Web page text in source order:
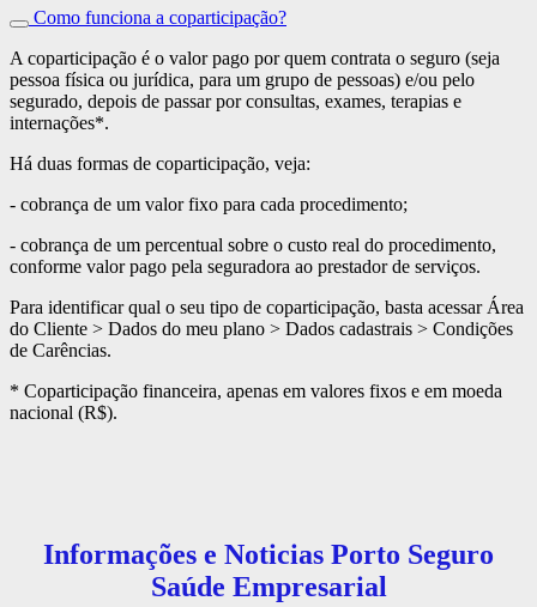
Como funciona a coparticipação?
A coparticipação é o valor pago por quem contrata o seguro (seja
pessoa física ou jurídica, para um grupo de pessoas) e/ou pelo
segurado, depois de passar por consultas, exames, terapias e
internações*.
Há duas formas de coparticipação, veja:
- cobrança de um valor fixo para cada procedimento;
- cobrança de um percentual sobre o custo real do procedimento,
conforme valor pago pela seguradora ao prestador de serviços.
Para identificar qual o seu tipo de coparticipação, basta acessar Área
do Cliente > Dados do meu plano > Dados cadastrais > Condições
de Carências.
* Coparticipação financeira, apenas em valores fixos e em moeda
nacional (R$).
Informações e Noticias Porto Seguro
Saúde Empresarial